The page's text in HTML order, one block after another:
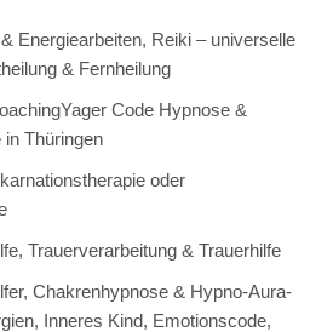
Energiearbeiten, Reiki – universelle
& Fernheilung
Code Hypnose &
Thüringen
oder
Trauerverarbeitung & Trauerhilfe
Chakrenhypnose & Hypno-Aura-
Inneres Kind, Emotionscode,